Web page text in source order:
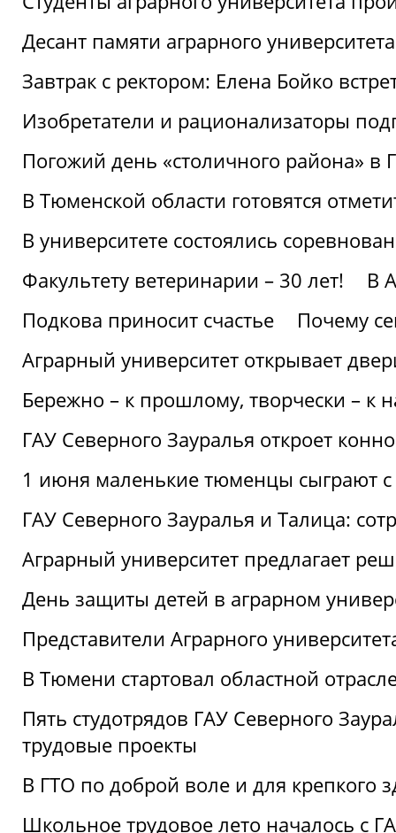
Десант памяти аграрного
Завтрак с ректором: Елена Бойко
Изобретатели и рационализаторы
Погожий день «столичного района» в
В Тюменской области готовятся
В университете состоялись
Факультету ветеринарии – 30 лет!
В
Подкова приносит счастье
Почему
Аграрный университет открывает
Бережно – к прошлому, творчески – к
ГАУ Северного Зауралья откроет
1 июня маленькие тюменцы сыграют с
ГАУ Северного Зауралья и Талица:
Аграрный университет предлагает
День защиты детей в аграрном
Представители Аграрного
В Тюмени стартовал областной
Пять студотрядов ГАУ Северного
трудовые проекты
В ГТО по доброй воле и для крепкого
Школьное трудовое лето началось с